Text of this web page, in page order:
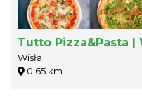
Tutto Pizza&Pasta |
Wisła
0.65 km